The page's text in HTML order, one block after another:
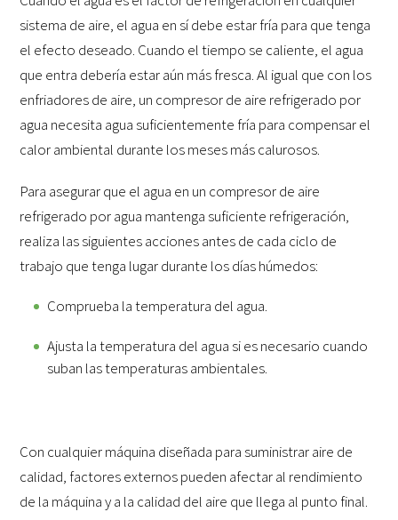
sistema de aire, el agua en sí debe estar fría para que tenga
el efecto deseado. Cuando el tiempo se caliente, el agua
que entra debería estar aún más fresca. Al igual que con los
enfriadores de aire, un compresor de aire refrigerado por
agua necesita agua suficientemente fría para compensar el
calor ambiental durante los meses más calurosos.
Para asegurar que el agua en un compresor de aire
refrigerado por agua mantenga suficiente refrigeración,
realiza las siguientes acciones antes de cada ciclo de
trabajo que tenga lugar durante los días húmedos:
Comprueba la temperatura del agua.
Ajusta la temperatura del agua si es necesario cuando
suban las temperaturas ambientales.
Con cualquier máquina diseñada para suministrar aire de
calidad, factores externos pueden afectar al rendimiento
de la máquina y a la calidad del aire que llega al punto final.